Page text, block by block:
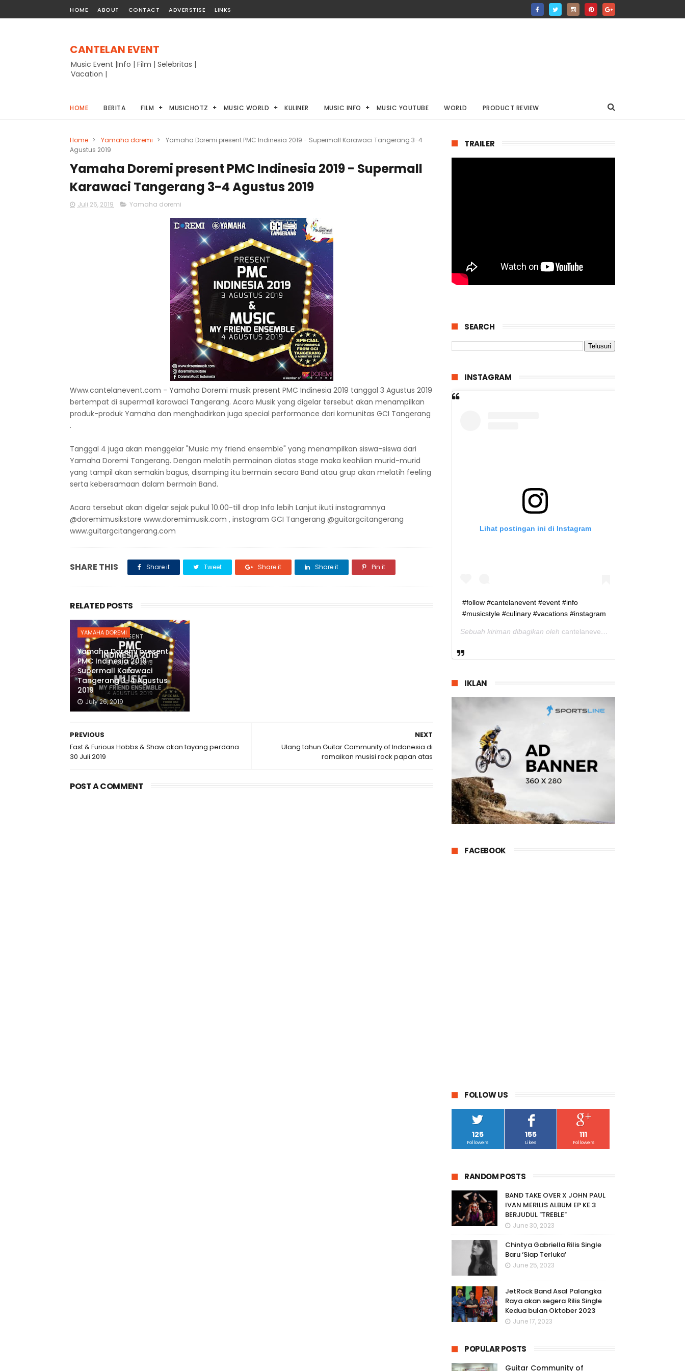
HOME ABOUT CONTACT ADVERSTISE LINKS
CANTELAN EVENT
Music Event |Info | Film | Selebritas |
Vacation |
HOME BERITA FILM MUSICHOTZ MUSIC WORLD KULINER MUSIC INFO MUSIC YOUTUBE WORLD PRODUCT REVIEW
Home > Yamaha doremi >
Yamaha Doremi present PMC Indinesia 2019 - Supermall Karawaci Tangerang 3-4
Agustus 2019
Yamaha Doremi present PMC Indinesia 2019 - Supermall
Karawaci Tangerang 3-4 Agustus 2019
Juli 26, 2019 Yamaha doremi
Www.cantelanevent.com - Yamaha Doremi musik present PMC Indinesia 2019 tanggal 3 Agustus 2019
bertempat di supermall karawaci Tangerang. Acara Musik yang digelar tersebut akan menampilkan
produk-produk Yamaha dan menghadirkan juga special performance dari komunitas GCI Tangerang
.
Tanggal 4 juga akan menggelar "Music my friend ensemble" yang menampilkan siswa-siswa dari
Yamaha Doremi Tangerang. Dengan melatih permainan diatas stage maka keahlian murid-murid
yang tampil akan semakin bagus, disamping itu bermain secara Band atau grup akan melatih feeling
serta kebersamaan dalam bermain Band.
Acara tersebut akan digelar sejak pukul 10.00-till drop Info lebih Lanjut ikuti instagramnya
@doremimusikstore www.doremimusik.com , instagram GCI Tangerang @guitargcitangerang
www.guitargcitangerang.com
SHARE THIS Share it Tweet Share it Share it Pin it
RELATED POSTS
YAMAHA DOREMI
Yamaha Doremi present
PMC Indinesia 2019 -
Supermall Karawaci
Tangerang 3-4 Agustus
2019
July 26, 2019
NEXT
Ulang tahun Guitar Community of Indonesia di
ramaikan musisi rock papan atas
PREVIOUS
Fast & Furious Hobbs & Shaw akan tayang perdana
30 Juli 2019
POST A COMMENT
TRAILER
SEARCH
INSTAGRAM
Lihat postingan ini di Instagram
#follow #cantelanevent #event #info
#musicstyle #culinary #vacations #instagram
Sebuah kiriman dibagikan oleh cantelanevent
IKLAN
FACEBOOK
FOLLOW US
125
Followers
155
Likes
111
Followers
RANDOM POSTS
BAND TAKE OVER X JOHN PAUL
IVAN MERILIS ALBUM EP KE 3
BERJUDUL "TREBLE"
June 30, 2023
Chintya Gabriella Rilis Single
Baru ‘Siap Terluka’
June 25, 2023
JetRock Band Asal Palangka
Raya akan segera Rilis Single
Kedua bulan Oktober 2023
June 17, 2023
POPULAR POSTS
Guitar Community of